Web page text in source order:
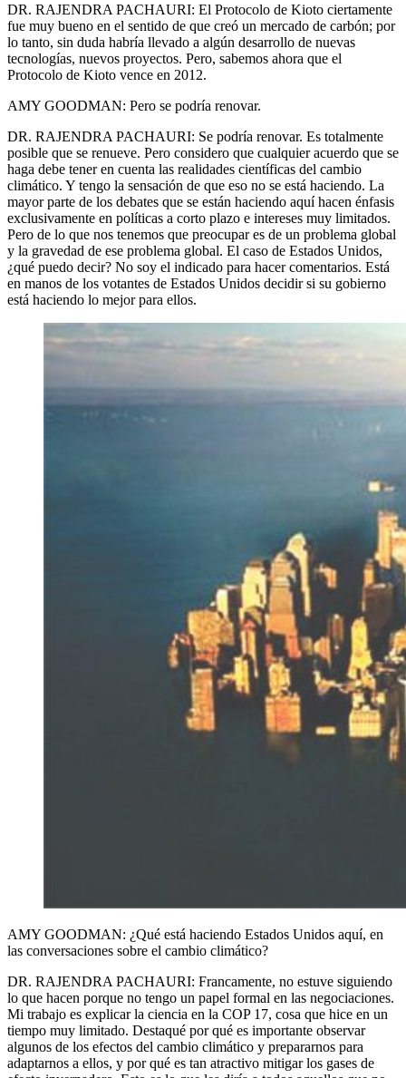
DR. RAJENDRA PACHAURI: El Protocolo de Kioto ciertamente
fue muy bueno en el sentido de que creó un mercado de carbón; por
lo tanto, sin duda habría llevado a algún desarrollo de nuevas
tecnologías, nuevos proyectos. Pero, sabemos ahora que el
Protocolo de Kioto vence en 2012.
AMY GOODMAN: Pero se podría renovar.
DR. RAJENDRA PACHAURI: Se podría renovar. Es totalmente
posible que se renueve. Pero considero que cualquier acuerdo que se
haga debe tener en cuenta las realidades científicas del cambio
climático. Y tengo la sensación de que eso no se está haciendo. La
mayor parte de los debates que se están haciendo aquí hacen énfasis
exclusivamente en políticas a corto plazo e intereses muy limitados.
Pero de lo que nos tenemos que preocupar es de un problema global
y la gravedad de ese problema global. El caso de Estados Unidos,
¿qué puedo decir? No soy el indicado para hacer comentarios. Está
en manos de los votantes de Estados Unidos decidir si su gobierno
está haciendo lo mejor para ellos.
AMY GOODMAN: ¿Qué está haciendo Estados Unidos aquí, en
las conversaciones sobre el cambio climático?
DR. RAJENDRA PACHAURI: Francamente, no estuve siguiendo
lo que hacen porque no tengo un papel formal en las negociaciones.
Mi trabajo es explicar la ciencia en la COP 17, cosa que hice en un
tiempo muy limitado. Destaqué por qué es importante observar
algunos de los efectos del cambio climático y prepararnos para
adaptarnos a ellos, y por qué es tan atractivo mitigar los gases de